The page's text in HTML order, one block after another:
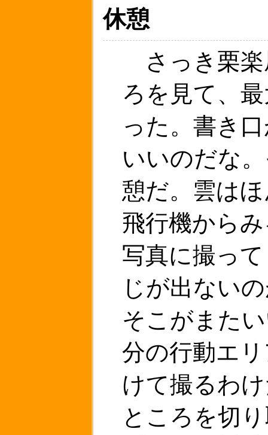
休憩
さっき栗楽
ろを見て、
った。書き
いいのだな
憩だ。雲は
飛行機から
写真に撮っ
じが出ない
そこがまた
分の行動エ
けて撮るわ
ところを切